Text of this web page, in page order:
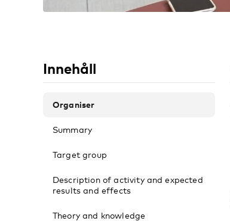
Innehåll
Organiser
Summary
Target group
Description of activity and expected
results and effects
Theory and knowledge